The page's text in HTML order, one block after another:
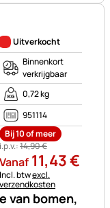
van bomen,
Uitverkocht
Binnenkort
verkrijgbaar
0,72 kg
951114
Bij 10 of meer
i.p.v.:14,90€
Vanaf 11,43€
Belastinginformatie:
Incl. btwexcl.
verzendkosten